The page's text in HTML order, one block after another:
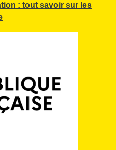
: tout savoir sur les